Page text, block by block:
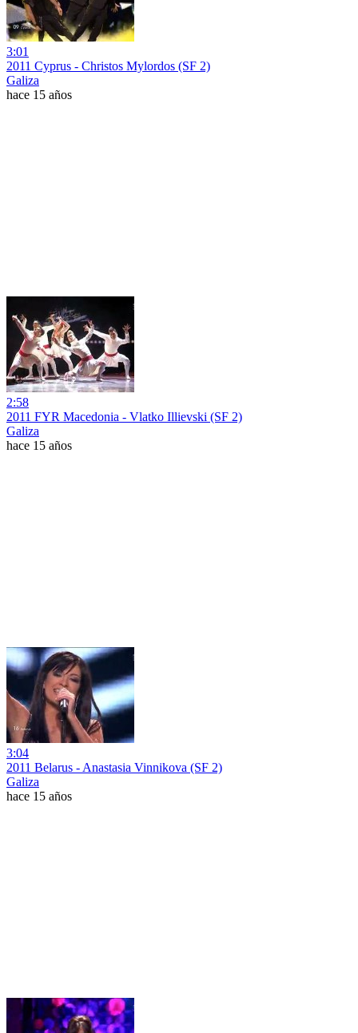
3:01
2011 Cyprus - Christos Mylordos (SF 2)
Galiza
hace 15 años
2:58
2011 FYR Macedonia - Vlatko Illievski (SF 2)
Galiza
hace 15 años
3:04
2011 Belarus - Anastasia Vinnikova (SF 2)
Galiza
hace 15 años